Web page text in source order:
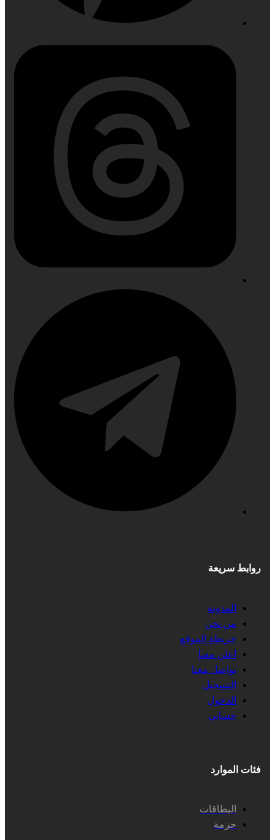
روابط سريعة
المدونة
من نحن
خريطة الموقع
اعلن معنا
تواصل معنا
التسجيل
الدخول
حسابي
فئات الموارد
البطاقات
حزمة